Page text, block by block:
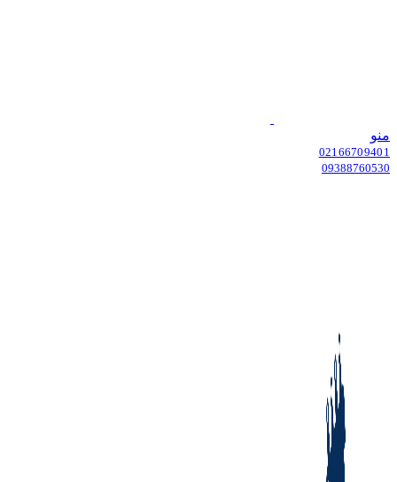
منو
02166709401
09388760530